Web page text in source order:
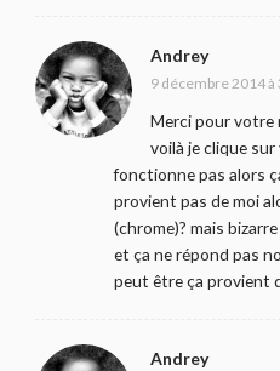
Andrey
9 décembre 2014 à
Merci pour votre
voilà je clique
fonctionne pas alors
provient pas de moi
(chrome)? mais
et ça ne répond pas
peut être ça provient
Andrey